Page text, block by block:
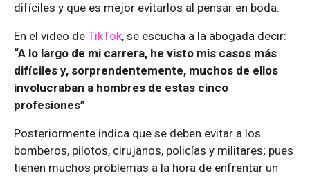
difíciles y que es mejor evitarlos al pensar en boda.
En el video de TikTok, se escucha a la abogada decir:
“A lo largo de mi carrera, he visto mis casos más
difíciles y, sorprendentemente, muchos de ellos
involucraban a hombres de estas cinco
profesiones”
Posteriormente indica que se deben evitar a los
bomberos, pilotos, cirujanos, policías y militares; pues
tienen muchos problemas a la hora de enfrentar un